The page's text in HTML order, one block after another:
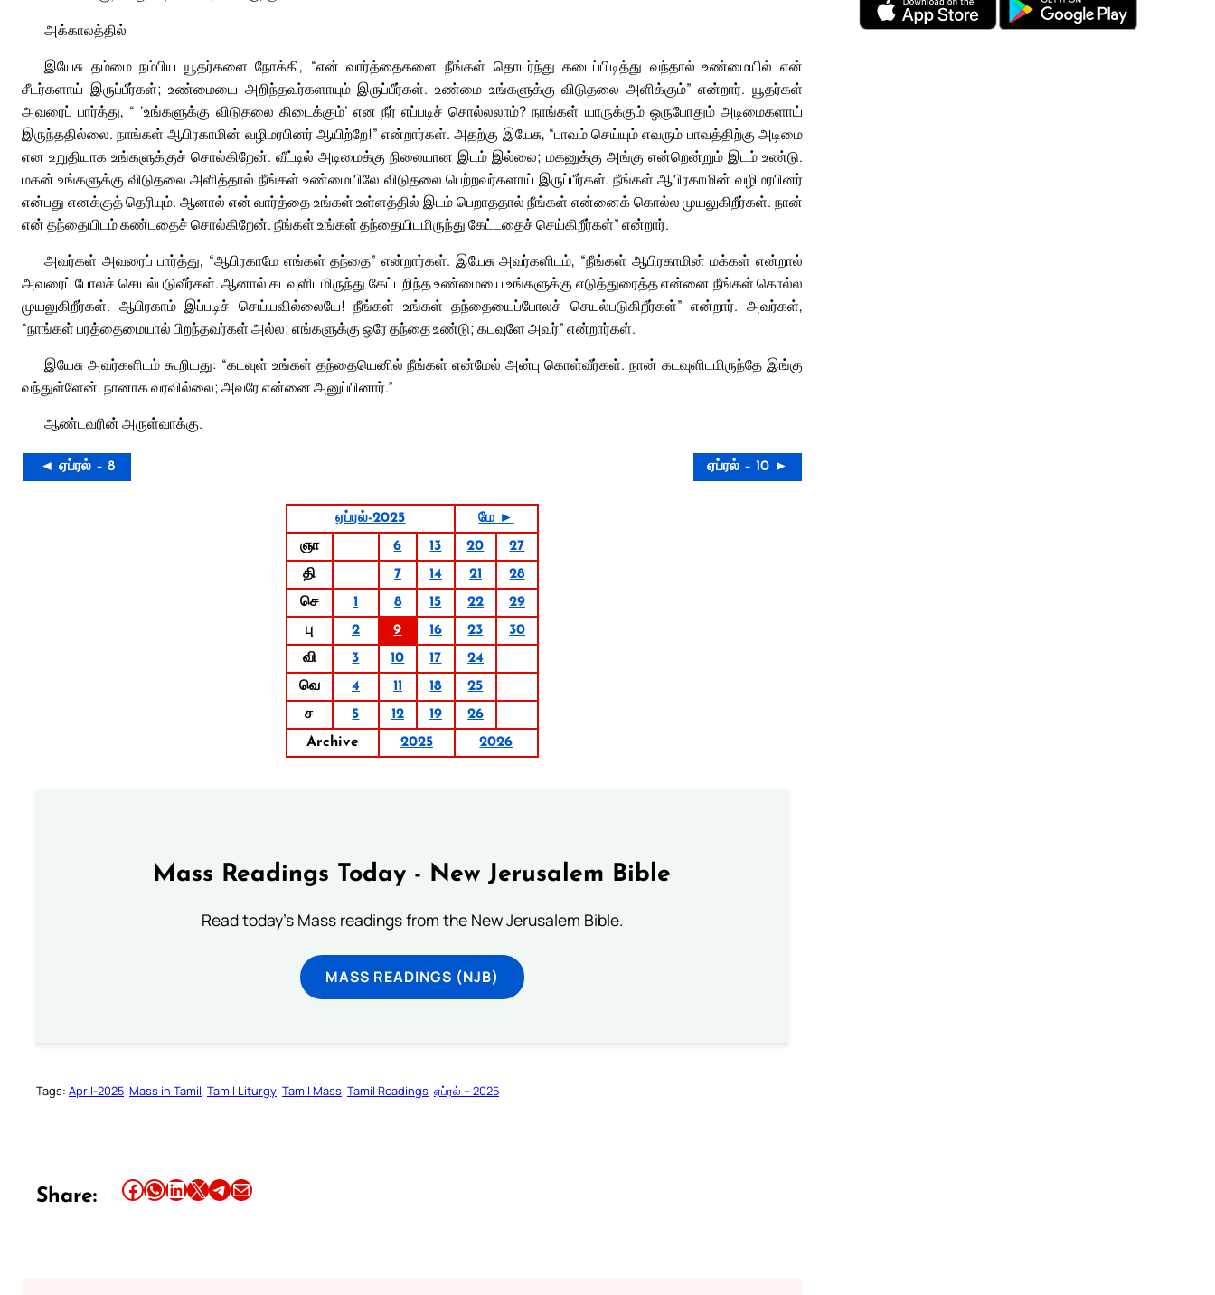
அக்காலத்தில்
இயேசு தம்மை நம்பிய யூதர்களை நோக்கி, “என் வார்த்தைகளை நீங்கள் தொடர்ந்து கடைப்பிடித்து வந்தால் உண்மையில் என்
சீடர்களாய் இருப்பீர்கள்; உண்மையை அறிந்தவர்களாயும் இருப்பீர்கள். உண்மை உங்களுக்கு விடுதலை அளிக்கும்” என்றார். யூதர்கள்
அவரைப் பார்த்து, “ ‘உங்களுக்கு விடுதலை கிடைக்கும்’ என நீர் எப்படிச் சொல்லலாம்? நாங்கள் யாருக்கும் ஒருபோதும் அடிமைகளாய்
இருந்ததில்லை. நாங்கள் ஆபிரகாமின் வழிமரபினர் ஆயிற்றே!” என்றார்கள். அதற்கு இயேசு, “பாவம் செய்யும் எவரும் பாவத்திற்கு அடிமை
என உறுதியாக உங்களுக்குச் சொல்கிறேன். வீட்டில் அடிமைக்கு நிலையான இடம் இல்லை; மகனுக்கு அங்கு என்றென்றும் இடம் உண்டு.
மகன் உங்களுக்கு விடுதலை அளித்தால் நீங்கள் உண்மையிலே விடுதலை பெற்றவர்களாய் இருப்பீர்கள். நீங்கள் ஆபிரகாமின் வழிமரபினர்
என்பது எனக்குத் தெரியும். ஆனால் என் வார்த்தை உங்கள் உள்ளத்தில் இடம் பெறாததால் நீங்கள் என்னைக் கொல்ல முயலுகிறீர்கள். நான்
என் தந்தையிடம் கண்டதைச் சொல்கிறேன். நீங்கள் உங்கள் தந்தையிடமிருந்து கேட்டதைச் செய்கிறீர்கள்” என்றார்.
அவர்கள் அவரைப் பார்த்து, “ஆபிரகாமே எங்கள் தந்தை” என்றார்கள். இயேசு அவர்களிடம், “நீங்கள் ஆபிரகாமின் மக்கள் என்றால்
அவரைப் போலச் செயல்படுவீர்கள். ஆனால் கடவுளிடமிருந்து கேட்டறிந்த உண்மையை உங்களுக்கு எடுத்துரைத்த என்னை நீங்கள் கொல்ல
முயலுகிறீர்கள். ஆபிரகாம் இப்படிச் செய்யவில்லையே! நீங்கள் உங்கள் தந்தையைப்போலச் செயல்படுகிறீர்கள்” என்றார். அவர்கள்,
“நாங்கள் பரத்தைமையால் பிறந்தவர்கள் அல்ல; எங்களுக்கு ஒரே தந்தை உண்டு; கடவுளே அவர்” என்றார்கள்.
இயேசு அவர்களிடம் கூறியது: “கடவுள் உங்கள் தந்தையெனில் நீங்கள் என்மேல் அன்பு கொள்வீர்கள். நான் கடவுளிடமிருந்தே இங்கு
வந்துள்ளேன். நானாக வரவில்லை; அவரே என்னை அனுப்பினார்.”
ஆண்டவரின் அருள்வாக்கு.
◄ ஏப்ரல் – 8 ஏப்ரல் – 10 ►
ஏப்ரல்-2025
மே ►
ஞா
6 13 20
27
தி
7 14 21
28
செ
1 8 15 22
29
பு
2 9 16 23
30
வி
3 10 17
24
வெ
4 11 18
25
ச
5 12 19
26
Archive
2025 2026
Mass Readings Today - New Jerusalem Bible
Read today's Mass readings from the New Jerusalem Bible.
MASS READINGS (NJB)
Tags: April-2025 Mass in Tamil Tamil Liturgy Tamil Mass Tamil Readings ஏப்ரல் – 2025
Share: Share this article on Facebook Share this article on WhatsApp Share this article on LinkedIn Share this article on X Share this article on TelegramEmail this Article